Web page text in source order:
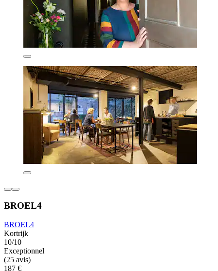
BROEL4
BROEL4
Kortrijk
10/10
Exceptionnel
(25 avis)
187 €